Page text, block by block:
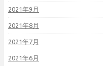
2021年9月
2021年8月
2021年7月
2021年6月